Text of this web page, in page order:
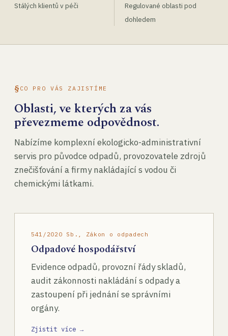
Stálých klientů v péči
Regulované oblasti pod
dohledem
CO PRO VÁS ZAJISTÍME
Oblasti, ve kterých za vás
převezmeme odpovědnost.
Nabízíme komplexní ekologicko-administrativní
servis pro původce odpadů, provozovatele zdrojů
znečišťování a firmy nakládající s vodou či
chemickými látkami.
541/2020 Sb., Zákon o odpadech
Odpadové hospodářství
Evidence odpadů, provozní řády skladů,
audit zákonnosti nakládání s odpady a
zastoupení při jednání se správními
orgány.
Zjistit více →